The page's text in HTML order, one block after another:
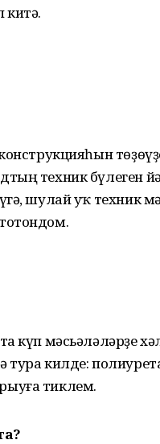
китә.
техник бүлеген
шулай уҡ техник
күп мәсьәләләрҙе
тура килде:
тиклем.